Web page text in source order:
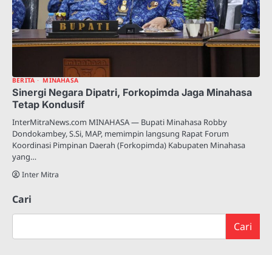
BERITA MINAHASA
Sinergi Negara Dipatri, Forkopimda Jaga Minahasa
Tetap Kondusif
InterMitraNews.com MINAHASA — Bupati Minahasa Robby
Dondokambey, S.Si, MAP, memimpin langsung Rapat Forum
Koordinasi Pimpinan Daerah (Forkopimda) Kabupaten Minahasa
yang…
Inter Mitra
Cari
Cari